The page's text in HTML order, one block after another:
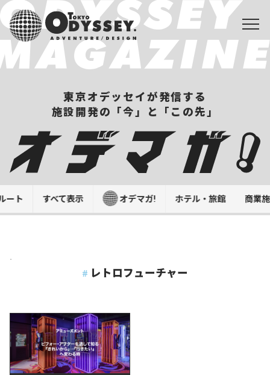
東京オデッセイが発信する
施設開発の「今」と「この先」
ート すべて表示 オデマガ! ホテル・旅館 商業
.
レトロフューチャー